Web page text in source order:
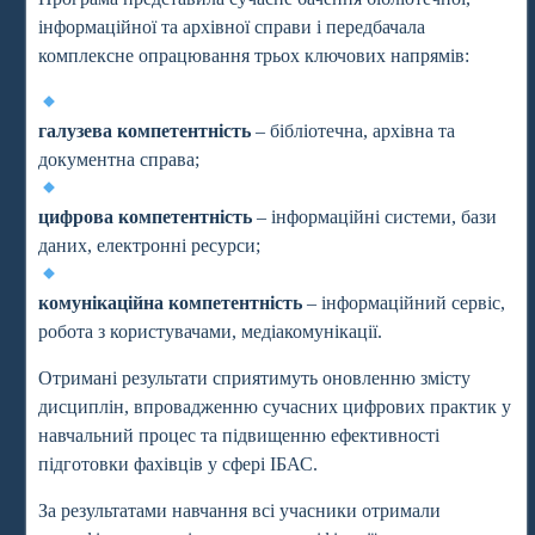
інформаційної та архівної справи і передбачала
комплексне опрацювання трьох ключових напрямів:
галузева компетентність– бібліотечна, архівна та
документна справа;
цифрова компетентність– інформаційні системи, бази
даних, електронні ресурси;
комунікаційна компетентність– інформаційний сервіс,
робота з користувачами, медіакомунікації.
Отримані результати сприятимуть оновленню змісту
дисциплін, впровадженню сучасних цифрових практик у
навчальний процес та підвищенню ефективності
підготовки фахівців у сфері ІБАС.
За результатами навчання всі учасники отримали